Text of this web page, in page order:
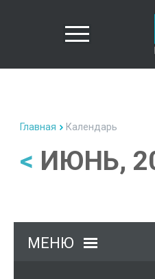
Главная Календарь
< ИЮНЬ,
МЕНЮ